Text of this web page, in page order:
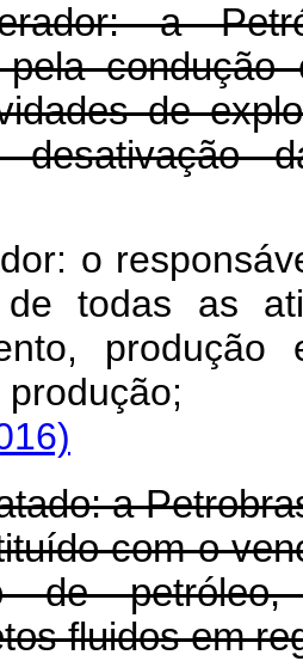
a
pela
de
desativação
o
todas as
e
a
com o
de
fluidos em